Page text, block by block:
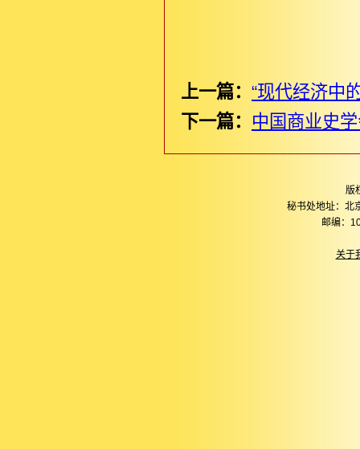
上一篇： “现代经济中
下一篇： 中国商业史
版
秘书处地址：北
邮编：
关于